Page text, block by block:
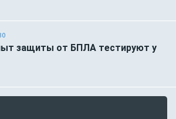
защиты от БПЛА тестируют у